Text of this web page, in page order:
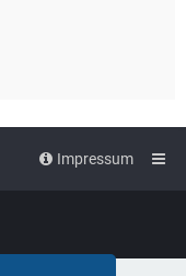
Impressum